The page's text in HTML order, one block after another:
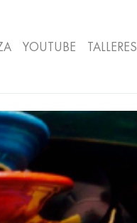
YOUTUBE TALLERES